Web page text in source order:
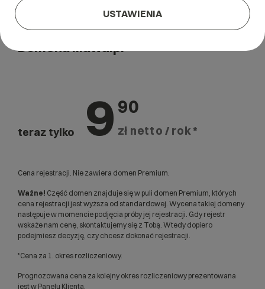
Domena .ilawa.pl
teraz tylko 9 90
zł netto / rok *
Cena rejestracji. Nie zawiera domen Premium.
Ważne! Część domen znajduje się w puli domen Premium, których
cena rejestracji jest wyższa od standardowej. Wycena takiej domeny
następuje w momencie podjęcia próby jej rejestracji. Gdy rejestr
wskaże nam cenę, skontaktujemy się z Tobą. Wtedy dopiero
podejmiesz decyzję, czy chcesz dokonać rejestracji.
*Cena za 1. okres rozliczeniowy.
Prognozowana cena za kolejny okres rozliczeniowy prezentowana
jest w Panelu Klienta.
USTAWIENIA